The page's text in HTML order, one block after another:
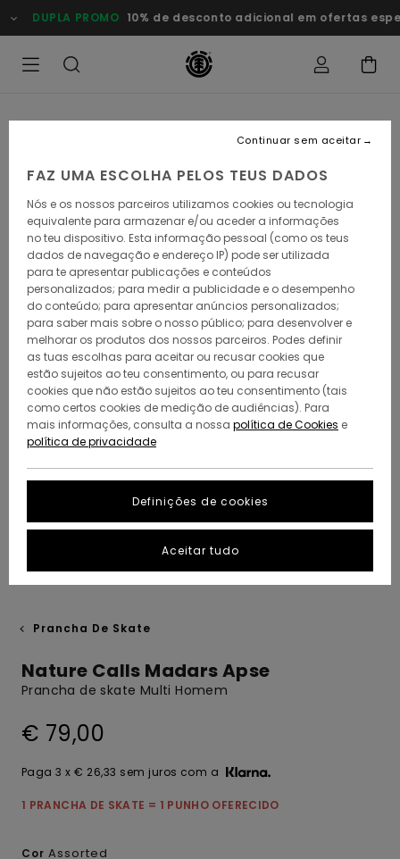
para
a
DUPLA PROMO 10% de desconto adicional em ofertas
Prancha De Skate
Nature Calls Madars Apse
Prancha de skate Multi Homem
€ 79,00
Paga 3 x € 26,33 sem juros com a
1 PRANCHA DE SKATE = 1 PUNHO OFERECIDO
Cor Assorted
FAZ UMA ESCOLHA PELOS TEUS DADOS
Nós e os nossos parceiros utilizamos cookies ou tecnologia
equivalente para armazenar e/ou aceder a informações
no teu dispositivo. Esta informação pessoal (como os teus
dados de navegação e endereço IP) pode ser utilizada
para te apresentar publicações e conteúdos
personalizados; para medir a publicidade e o desempenho
do conteúdo; para apresentar anúncios personalizados;
para saber mais sobre o nosso público; para desenvolver e
melhorar os produtos dos nossos parceiros. Podes definir
as tuas escolhas para aceitar ou recusar cookies que
estão sujeitos ao teu consentimento, ou para recusar
cookies que não estão sujeitos ao teu consentimento (tais
como certos cookies de medição de audiências). Para
mais informações, consulta a nossa política de Cookies e
política de privacidade
Definições de cookies
Continuar sem aceitar
Aceitar tudo